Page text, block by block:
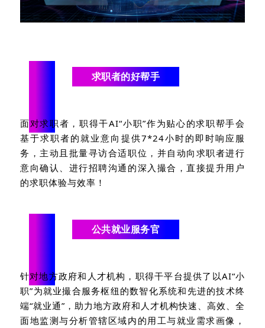
“ 求职者的好帮手
面对求职者，职得干AI“小职”作为贴心的求职帮手会
基于求职者的就业意向提供7*24小时的即时响应服
务，主动且批量寻访合适职位，并自动向求职者进行
意向确认、进行招聘沟通的深入撮合，直接提升用户
的求职体验与效率！
“ 公共就业服务官
针对地方政府和人才机构，职得干平台提供了以AI“小
职”为就业撮合服务枢纽的数智化系统和先进的技术终
端“就业通”，助力地方政府和人才机构快速、高效、全
面地监测与分析管辖区域内的用工与就业需求画像，